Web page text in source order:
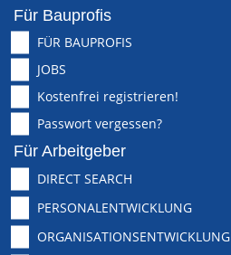
Für Bauprofis
FÜR BAUPROFIS
JOBS
Kostenfrei registrieren!
Passwort vergessen?
Für Arbeitgeber
DIRECT SEARCH
PERSONALENTWICKLUNG
ORGANISATIONSENTWICKLUNG